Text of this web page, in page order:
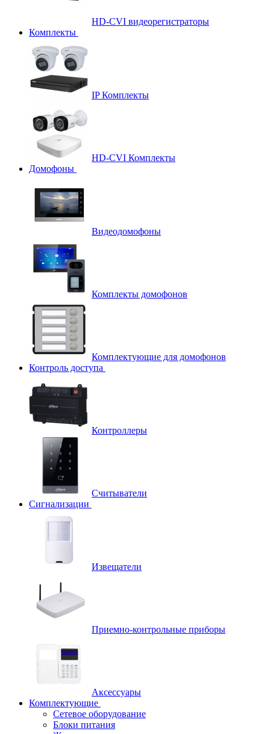
HD-CVI видеорегистраторы
Комплекты
IP Комплекты
HD-CVI Комплекты
Домофоны
Видеодомофоны
Комплекты домофонов
Комплектующие для домофонов
Контроль доступа
Контроллеры
Считыватели
Сигнализации
Извещатели
Приемно-контрольные приборы
Аксессуары
Комплектующие
Сетевое оборудование
Блоки питания